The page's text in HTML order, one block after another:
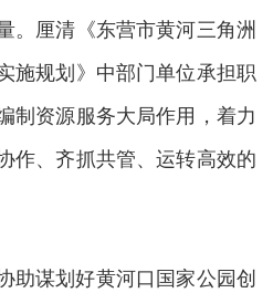
。厘清《东营市黄河三角洲
施规划》中部门单位承担职
制资源服务大局作用，着力
作、齐抓共管、运转高效的
谋划好黄河口国家公园创